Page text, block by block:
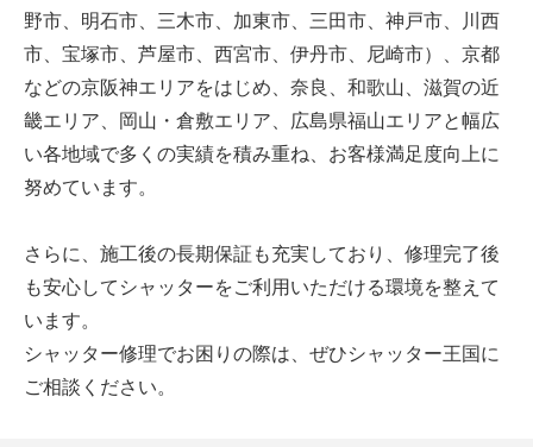
野市、明石市、三木市、加東市、三田市、神戸市、川西
市、宝塚市、芦屋市、西宮市、伊丹市、尼崎市）、京都
などの京阪神エリアをはじめ、奈良、和歌山、滋賀の近
畿エリア、岡山・倉敷エリア、広島県福山エリアと幅広
い各地域で多くの実績を積み重ね、お客様満足度向上に
努めています。
さらに、施工後の長期保証も充実しており、修理完了後
も安心してシャッターをご利用いただける環境を整えて
います。
シャッター修理でお困りの際は、ぜひシャッター王国に
ご相談ください。